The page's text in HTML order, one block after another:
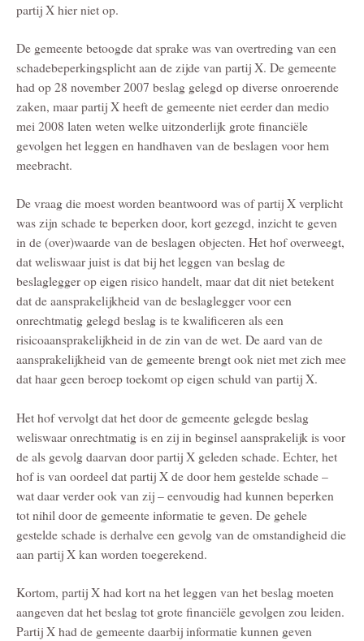
partij X hier niet op.
De gemeente betoogde dat sprake was van overtreding van een
schadebeperkingsplicht aan de zijde van partij X. De gemeente
had op 28 november 2007 beslag gelegd op diverse onroerende
zaken, maar partij X heeft de gemeente niet eerder dan medio
mei 2008 laten weten welke uitzonderlijk grote financiële
gevolgen het leggen en handhaven van de beslagen voor hem
meebracht.
De vraag die moest worden beantwoord was of partij X verplicht
was zijn schade te beperken door, kort gezegd, inzicht te geven
in de (over)waarde van de beslagen objecten. Het hof overweegt,
dat weliswaar juist is dat bij het leggen van beslag de
beslaglegger op eigen risico handelt, maar dat dit niet betekent
dat de aansprakelijkheid van de beslaglegger voor een
onrechtmatig gelegd beslag is te kwalificeren als een
risicoaansprakelijkheid in de zin van de wet. De aard van de
aansprakelijkheid van de gemeente brengt ook niet met zich mee
dat haar geen beroep toekomt op eigen schuld van partij X.
Het hof vervolgt dat het door de gemeente gelegde beslag
weliswaar onrechtmatig is en zij in beginsel aansprakelijk is voor
de als gevolg daarvan door partij X geleden schade. Echter, het
hof is van oordeel dat partij X de door hem gestelde schade –
wat daar verder ook van zij – eenvoudig had kunnen beperken
tot nihil door de gemeente informatie te geven. De gehele
gestelde schade is derhalve een gevolg van de omstandigheid die
aan partij X kan worden toegerekend.
Kortom, partij X had kort na het leggen van het beslag moeten
aangeven dat het beslag tot grote financiële gevolgen zou leiden.
Partij X had de gemeente daarbij informatie kunnen geven